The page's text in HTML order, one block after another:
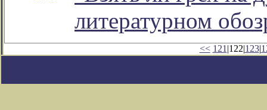
литературном
<< 121 |122|123|